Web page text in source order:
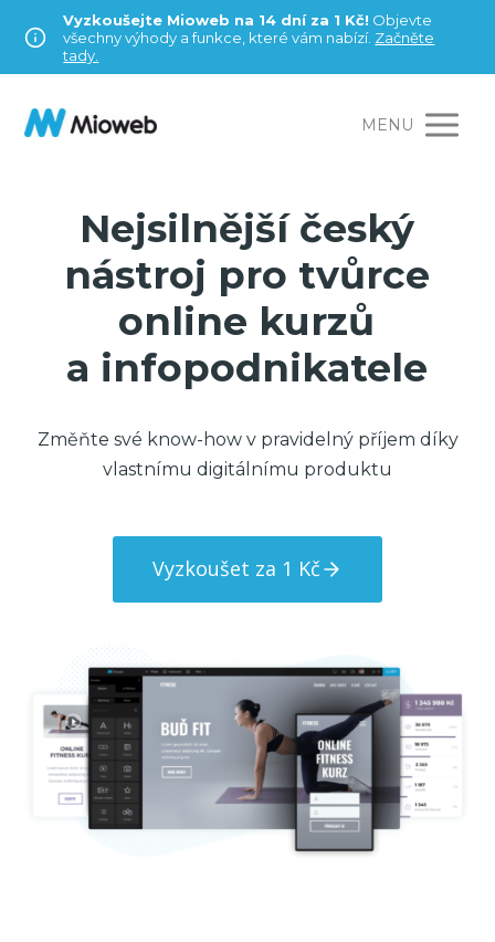
Vyzkoušejte Mioweb na 14 dní za 1 Kč! Objevte
všechny výhody a funkce, které vám nabízí. Začněte
tady.
MENU
Nejsilnější český
nástroj pro tvůrce
online kurzů
a infopodnikatele
Změňte své know-how v pravidelný příjem díky
vlastnímu digitálnímu produktu
Vyzkoušet za 1 Kč